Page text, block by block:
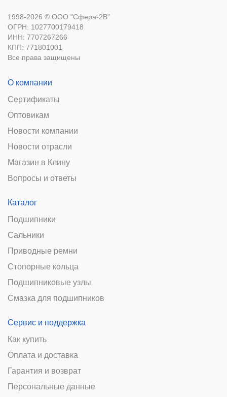
1998-2026 © ООО "Сфера-2В"
ОГРН: 1027700179418
ИНН: 7707267266
КПП: 771801001
Все права защищены
О компании
Сертификаты
Оптовикам
Новости компании
Новости отрасли
Магазин в Клину
Вопросы и ответы
Каталог
Подшипники
Сальники
Приводные ремни
Стопорные кольца
Подшипниковые узлы
Смазка для подшипников
Сервис и поддержка
Как купить
Оплата и доставка
Гарантия и возврат
Персональные данные